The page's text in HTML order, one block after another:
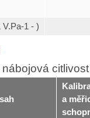
V.Pa-1 - )
a